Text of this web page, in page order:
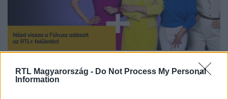
RTL Magyarország - Do Not Process My Personal
Information
Nézd vissza a Fókusz adásait az RTL+-on!